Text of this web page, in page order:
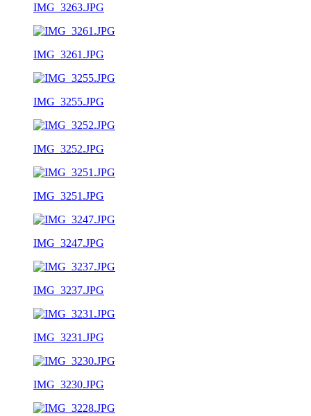
IMG_3263.JPG
IMG_3261.JPG
IMG_3255.JPG
IMG_3252.JPG
IMG_3251.JPG
IMG_3247.JPG
IMG_3237.JPG
IMG_3231.JPG
IMG_3230.JPG